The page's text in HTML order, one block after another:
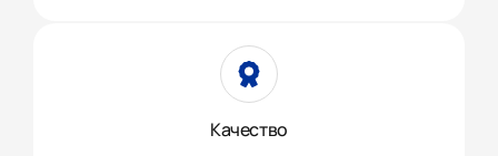
Качество